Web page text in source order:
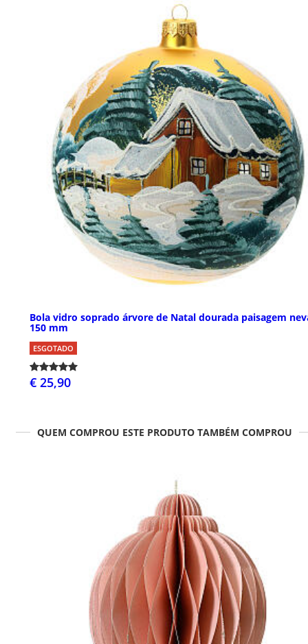
Bola vidro soprado árvore de Natal dourada paisagem
150 mm
ESGOTADO
€ 25,90
QUEM COMPROU ESTE PRODUTO TAMBÉM COMPROU